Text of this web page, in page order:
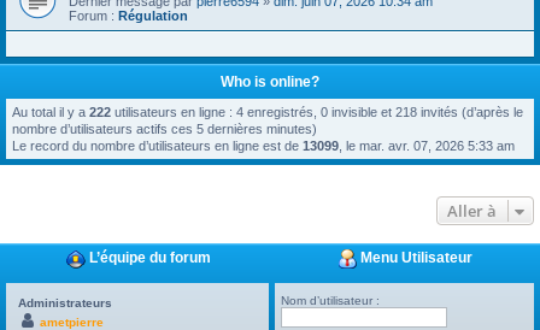
Forum : Régulation
Who is online?
Au total il y a 222 utilisateurs en ligne : 4 enregistrés, 0 invisible et 218 invités (d’après le
nombre d’utilisateurs actifs ces 5 dernières minutes)
Le record du nombre d’utilisateurs en ligne est de 13099 , le mar. avr. 07, 2026 5:33 am
Aller à
L’équipe du forum
Administrateurs
ametpierre
Menu Utilisateur
Nom d’utilisateur :